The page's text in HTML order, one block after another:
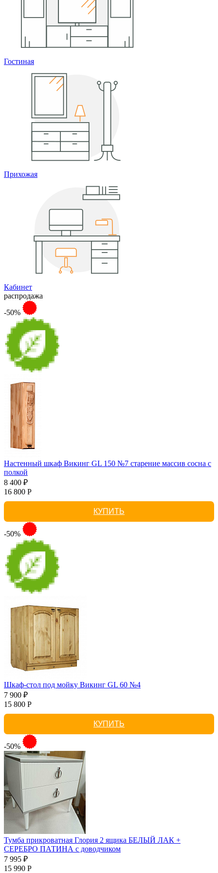
Гостиная
Прихожая
Кабинет
распродажа
-50%
Настенный шкаф Викинг GL 150 №7 старение массив сосна с
полкой
8 400 ₽
16 800 Р
КУПИТЬ
-50%
Шкаф-стол под мойку Викинг GL 60 №4
7 900 ₽
15 800 Р
КУПИТЬ
-50%
Тумба прикроватная Глория 2 ящика БЕЛЫЙ ЛАК +
СЕРЕБРО ПАТИНА с доводчиком
7 995 ₽
15 990 Р